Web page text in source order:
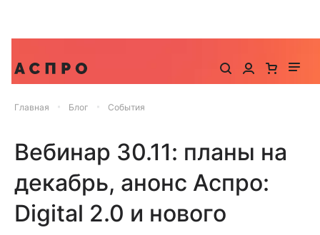
Главная Блог События
Вебинар 30.11: планы на
декабрь, анонс Аспро:
Digital 2.0 и нового